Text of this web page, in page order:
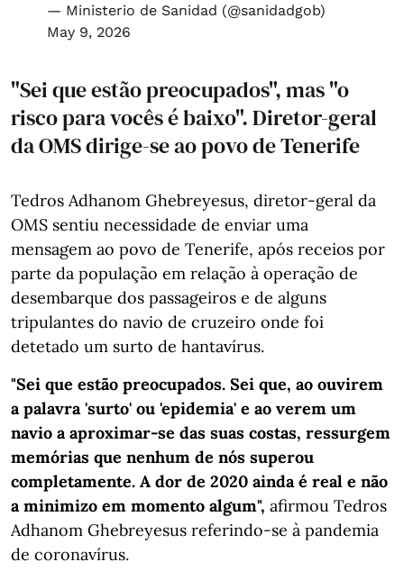
— Ministerio de Sanidad (@sanidadgob)
May 9, 2026
"Sei que estão preocupados", mas "o
risco para vocês é baixo". Diretor-geral
da OMS dirige-se ao povo de Tenerife
Tedros Adhanom Ghebreyesus, diretor-geral da
OMS sentiu necessidade de enviar uma
mensagem ao povo de Tenerife, após receios por
parte da população em relação à operação de
desembarque dos passageiros e de alguns
tripulantes do navio de cruzeiro onde foi
detetado um surto de hantavírus.
"Sei que estão preocupados. Sei que, ao ouvirem
a palavra 'surto' ou 'epidemia' e ao verem um
navio a aproximar-se das suas costas, ressurgem
memórias que nenhum de nós superou
completamente. A dor de 2020 ainda é real e não
a minimizo em momento algum", afirmou Tedros
Adhanom Ghebreyesus referindo-se à pandemia
de coronavírus.